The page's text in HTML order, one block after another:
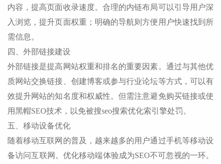
内容，提高页面收录速度。合理的内链布局可以引导用户深
入浏览，提升页面权重；明确的导航则方便用户快速找到所
需信息。
四、外部链接建设
外部链接是提高网站权重和排名的重要因素。通过与其他优
质网站交换链接、创建博客或参与行业论坛等方式，可以有
效提升网站的知名度和权威性。但需注意避免购买链接或使
用黑帽SEO技术，以免被搜seo搜索优化索引擎处罚。
五、移动设备优化
随着移动互联网的普及，越来越多的用户通过手机等移动设
备访问互联网。优化移动端体验成为SEO不可忽视的一环。